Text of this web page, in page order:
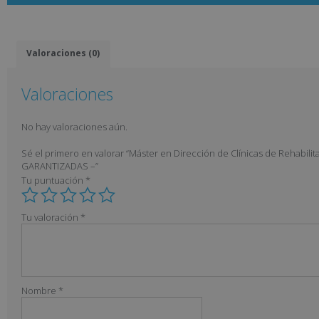
Valoraciones (0)
Valoraciones
No hay valoraciones aún.
Sé el primero en valorar “Máster en Dirección de Clínicas de
GARANTIZADAS –”
Tu puntuación *
Tu valoración *
Nombre *